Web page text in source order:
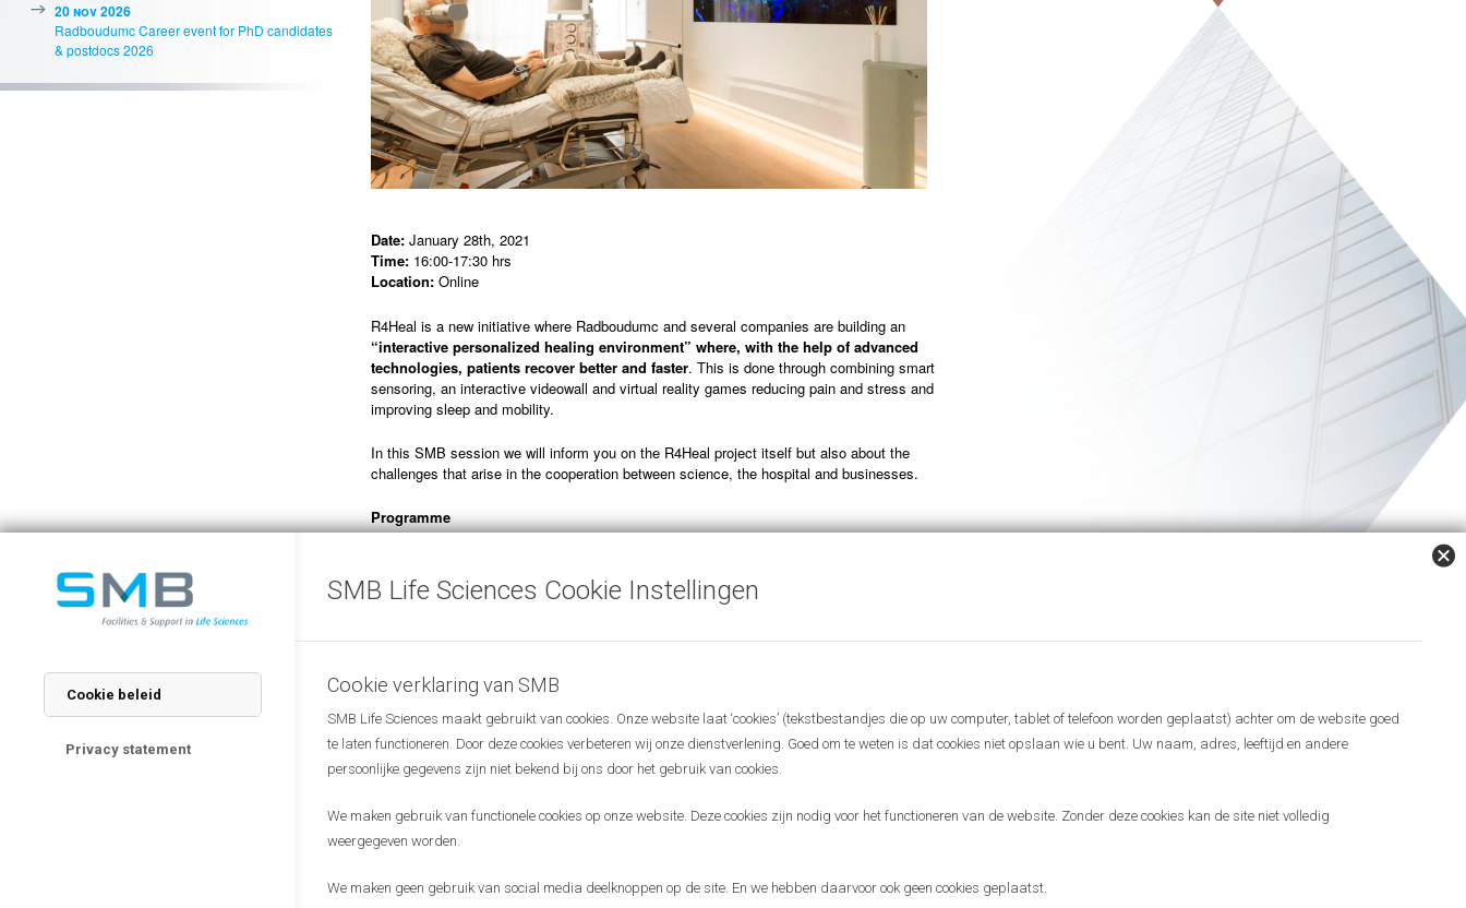
Date: January 28th, 2021
Time: 16:00-17:30 hrs
Location: Online
R4Heal is a new initiative where Radboudumc and several companies are building an
“interactive personalized healing environment” where, with the help of advanced
technologies, patients recover better and faster. This is done through combining smart
sensoring, an interactive videowall and virtual reality games reducing pain and stress and
improving sleep and mobility.
In this SMB session we will inform you on the R4Heal project itself but also about the
challenges that arise in the cooperation between science, the hospital and businesses.
Programme
15:55:Login
-Opening by Martijn Kriens(Business Support manager Briskr)
-Digital Health by Tom van de Belt(ass. professor Digital Health Radboudumc & Digital
-Arbol Healthcare(Robert Muijsers)
Online networking in break-out rooms
17:30:End of event
Presentations are in English and the entrance is free. We welcome new guests, so please
We look forward to meeting you!
knowledge in the world of science and business.
20 nov 2026
Radboudumc Career event for PhD candidates
& postdocs 2026
SMB Life Sciences Cookie Instellingen
Cookie beleid
Privacy statement
Cookie verklaring van SMB
SMB Life Sciences maakt gebruikt van cookies. Onze website laat ‘cookies’ (tekstbestandjes die op uw computer, tablet of telefoon worden geplaatst) achter om de website goed
te laten functioneren. Door deze cookies verbeteren wij onze dienstverlening. Goed om te weten is dat cookies niet opslaan wie u bent. Uw naam, adres, leeftijd en andere
persoonlijke gegevens zijn niet bekend bij ons door het gebruik van cookies.
We maken gebruik van functionele cookies op onze website. Deze cookies zijn nodig voor het functioneren van de website. Zonder deze cookies kan de site niet volledig
weergegeven worden.
We maken geen gebruik van social media deelknoppen op de site. En we hebben daarvoor ook geen cookies geplaatst.